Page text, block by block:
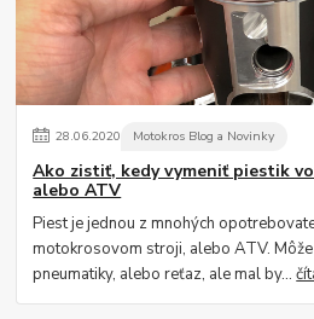
28.06.2020 Motokros Blog a Novinky
Ako zistiť, kedy vymeniť piestik
alebo ATV
Piest je jednou z mnohých
motokrosovom stroji, alebo ATV.
pneumatiky, alebo reťaz, ale mal by...